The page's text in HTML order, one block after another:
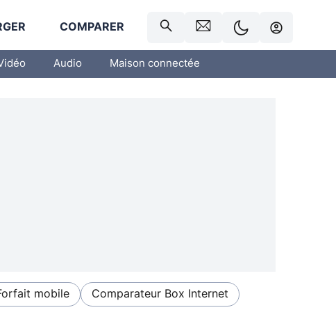
COMPARER
Audio Maison connectée
mobile Comparateur Box Internet